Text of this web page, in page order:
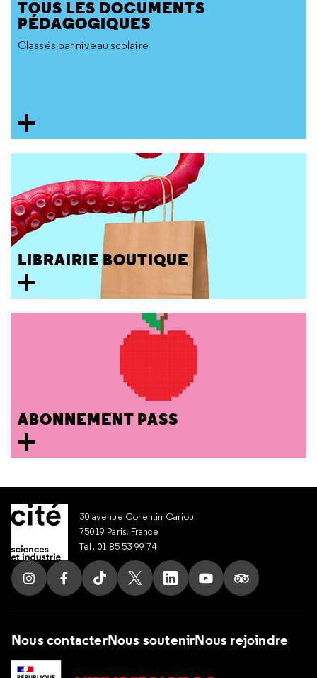
TOUS LES DOCUMENTS
PÉDAGOGIQUES
Classés par niveau scolaire
LIBRAIRIE BOUTIQUE
ABONNEMENT PASS
30 avenue Corentin Cariou
75019 Paris, France
Tel. 01 85 53 99 74
Suivez nous sur Instagram
Suivez nous sur Facebook
Suivez nous sur Tik Tok
Suivez nous sur X
Suivez nous sur LinkedIn
Suivez nous sur
Suivez nous
Nous contacterNous soutenirNous rejoindre